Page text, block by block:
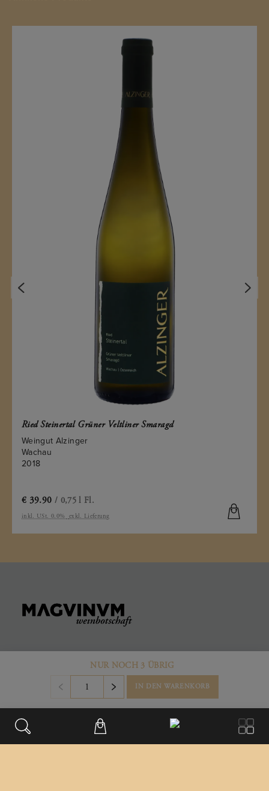
Steinertal Grüner Veltliner Smaragd
Alzinger
/ 0,75 l Fl.
0.0% exkl. Lieferung
NUR NOCH 3 ÜBRIG
IN DEN WARENKORB
Büro & Firmensitz
Weinberggasse 2
3550,Langenlois
Austria
+43 699/181 241 41